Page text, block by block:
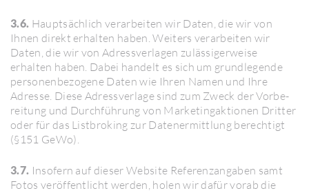
3.6. Haupt­säch­lich verar­beiten wir Daten, die wir von
Ihnen direkt erhalten haben. Weiters verar­beiten wir
Daten, die wir von Adress­ver­lagen zuläs­si­ger­weise
erhalten haben. Dabei handelt es sich um grund­le­gende
perso­nen­be­zo­gene Daten wie Ihren Namen und Ihre
Adresse. Diese Adress­ver­lage sind zum Zweck der Vorbe­
rei­tung und Durch­füh­rung von Marke­ting­ak­tionen Dritter
oder für das List­bro­king zur Datenermitt­lung berech­tigt
(§151 GeWo).
3.7. Inso­fern auf dieser Website Refe­renz­an­gaben samt
Fotos veröf­fent­licht werden, holen wir dafür vorab die